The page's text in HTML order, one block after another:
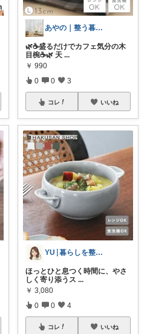
あやの｜整う暮らしROOM
🌿☕盛るだけでカフェ気分の木
目椀☕🌿 天 ...
￥ 990
0 0 3
コレ いいね
YU┆暮らしを整えるもの
ほっとひと息つく時間に、やさ
しく寄り添うス ...
￥ 3,080
0 0 4
コレ いいね